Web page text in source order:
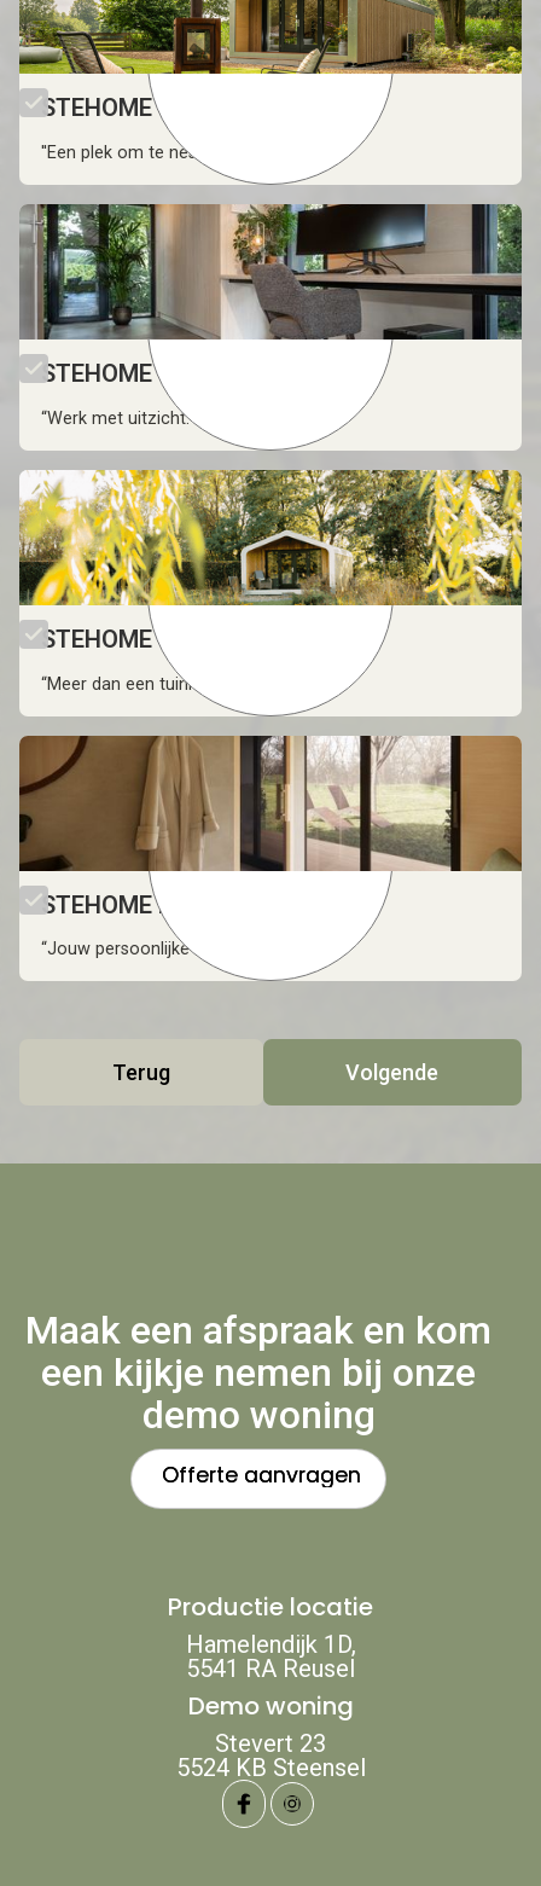
STEHOME Stay
''Een plek om te nestelen.''
STEHOME Office
“Werk met uitzicht.”
STEHOME Garden
“Meer dan een tuinhuis.''
STEHOME Relax
“Jouw persoonlijke toevluchtsoord.''
Terug Volgende
Maak een afspraak en kom
een kijkje nemen bij onze
demo woning
Offerte aanvragen
Offerte aanvragen
Productie locatie
Hamelendijk 1D,
5541 RA Reusel
Demo woning
Stevert 23
‍5524 KB Steensel